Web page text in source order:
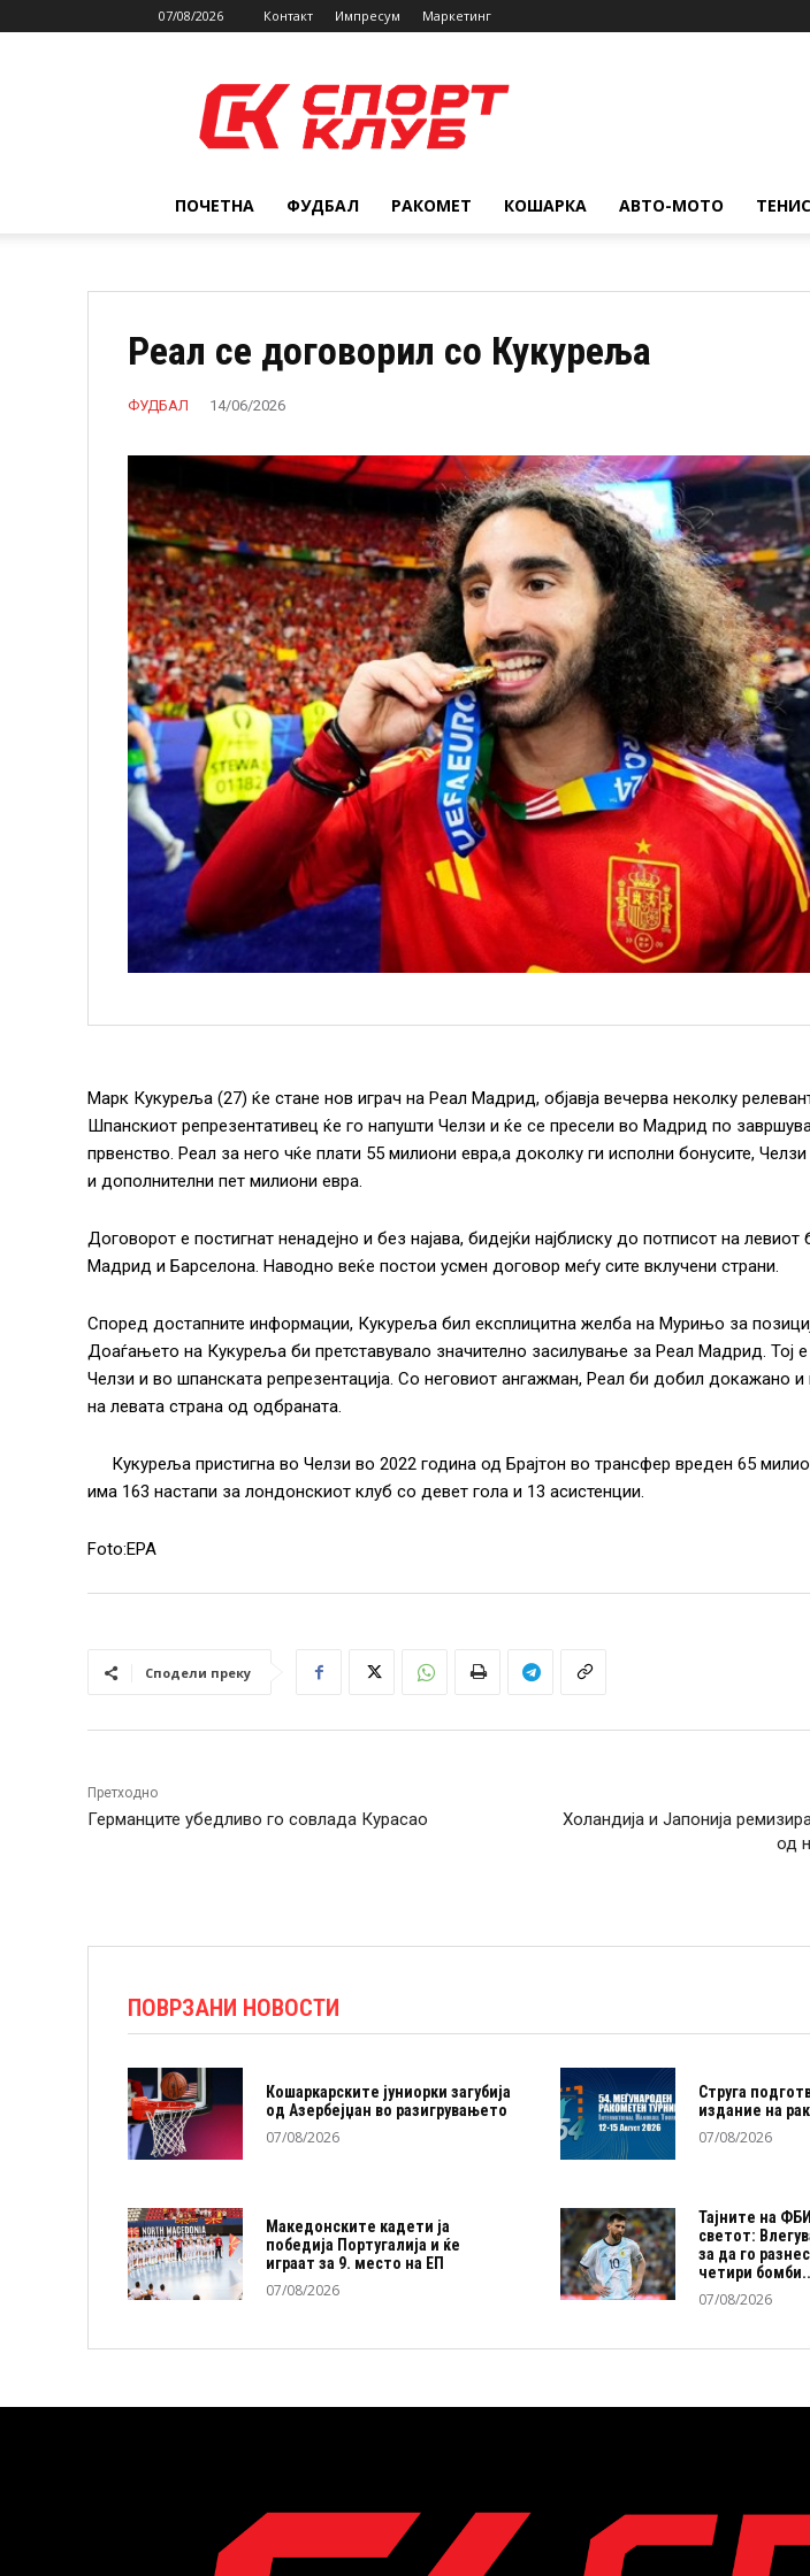
07/08/2026 Контакт Импресум Маркетинг
ПОЧЕТНА ФУДБАЛ РАКОМЕТ КОШАРКА АВТО-МОТО ТЕНИС
Реал се договорил со Кукуреља
ФУДБАЛ 14/06/2026
Марк Кукуреља (27) ќе стане нов играч на Реал Мадрид, објавја вечерва неколку
Шпанскиот репрезентативец ќе го напушти Челзи и ќе се пресели во Мадрид по
првенство. Реал за него чќе плати 55 милиони евра,а доколку ги исполни бонусите,
и дополнителни пет милиони евра.
Договорот е постигнат ненадејно и без најава, бидејќи најблиску до потписот на левиот
Мадрид и Барселона. Наводно веќе постои усмен договор меѓу сите вклучени страни.
Според достапните информации, Кукуреља бил експлицитна желба на Мурињо за
Доаѓањето на Кукуреља би претставувало значително засилување за Реал Мадрид. Тој е
Челзи и во шпанската репрезентација. Со неговиот ангажман, Реал би добил докажано и
на левата страна од одбраната.
Кукуреља пристигна во Челзи во 2022 година од Брајтон во трансфер вреден 65
има 163 настапи за лондонскиот клуб со девет гола и 13 асистенции.
Foto:EPA
Сподели преку
Претходно
Германците убедливо го совлада Курасао
Холандија и Јапонија
од
ПОВРЗАНИ НОВОСТИ
Кошаркарските јуниорки загубија
од Азербејџан во разигрувањето
07/08/2026
Струга
издание на
07/08/2026
Македонските кадети ја
победија Португалија и ќе
играат за 9. место на ЕП
07/08/2026
Тајните на
светот:
за да го
четири
07/08/2026